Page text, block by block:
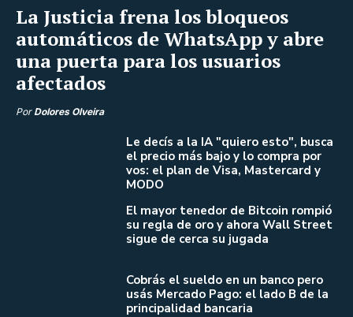
La Justicia frena los bloqueos
automáticos de WhatsApp y abre
una puerta para los usuarios
afectados
Por Dolores Olveira
Le decís a la IA "quiero esto", busca
el precio más bajo y lo compra por
vos: el plan de Visa, Mastercard y
MODO
El mayor tenedor de Bitcoin rompió
su regla de oro y ahora Wall Street
sigue de cerca su jugada
Cobrás el sueldo en un banco pero
usás Mercado Pago: el lado B de la
principalidad bancaria